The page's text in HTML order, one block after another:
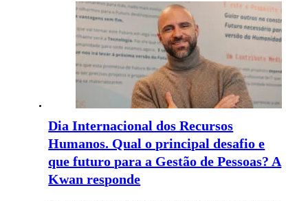
Dia Internacional dos Recursos
Humanos. Qual o principal desafio e
que futuro para a Gestão de Pessoas? A
Kwan responde